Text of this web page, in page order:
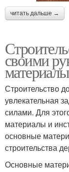
читать дальше →
своими
Строительство
увлекательная
силами. Для
материалы и
основные
строительства
Основные